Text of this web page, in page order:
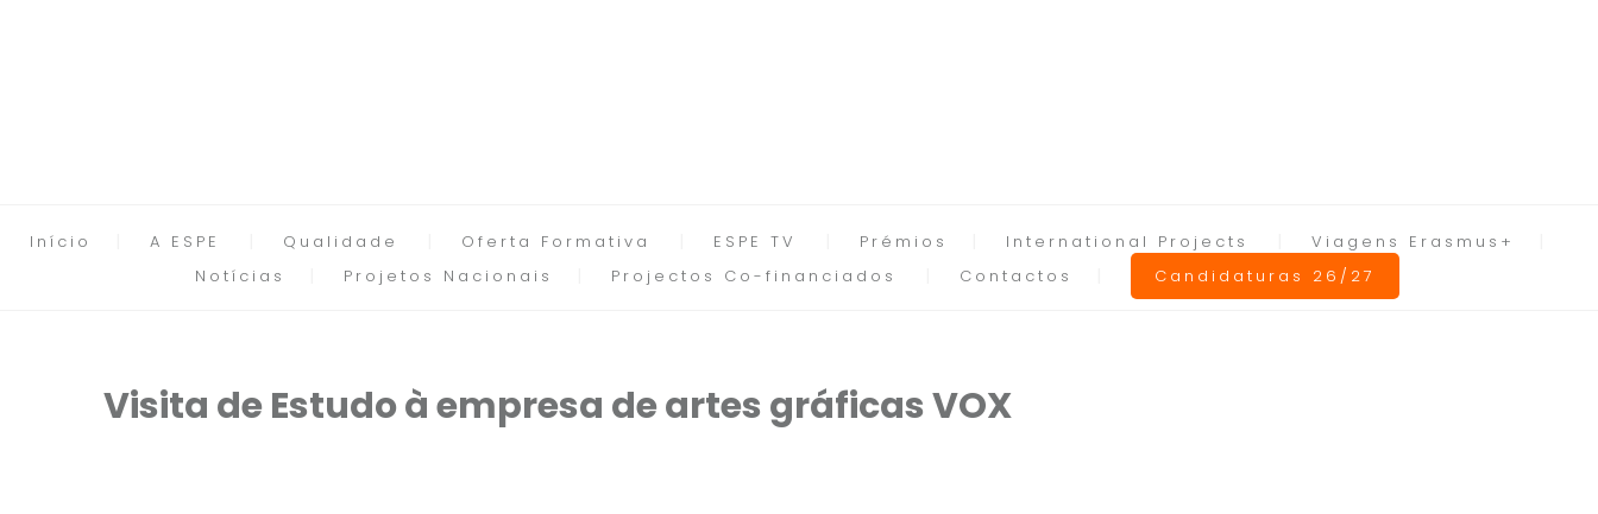
Início A ESPE Qualidade Oferta Formativa ESPE TV Prémios International Projects
Viagens Erasmus+
Notícias
Projetos Nacionais Projectos Co-financiados Contactos Candidaturas 26/27
Visita de Estudo à empresa de artes gráficas VOX